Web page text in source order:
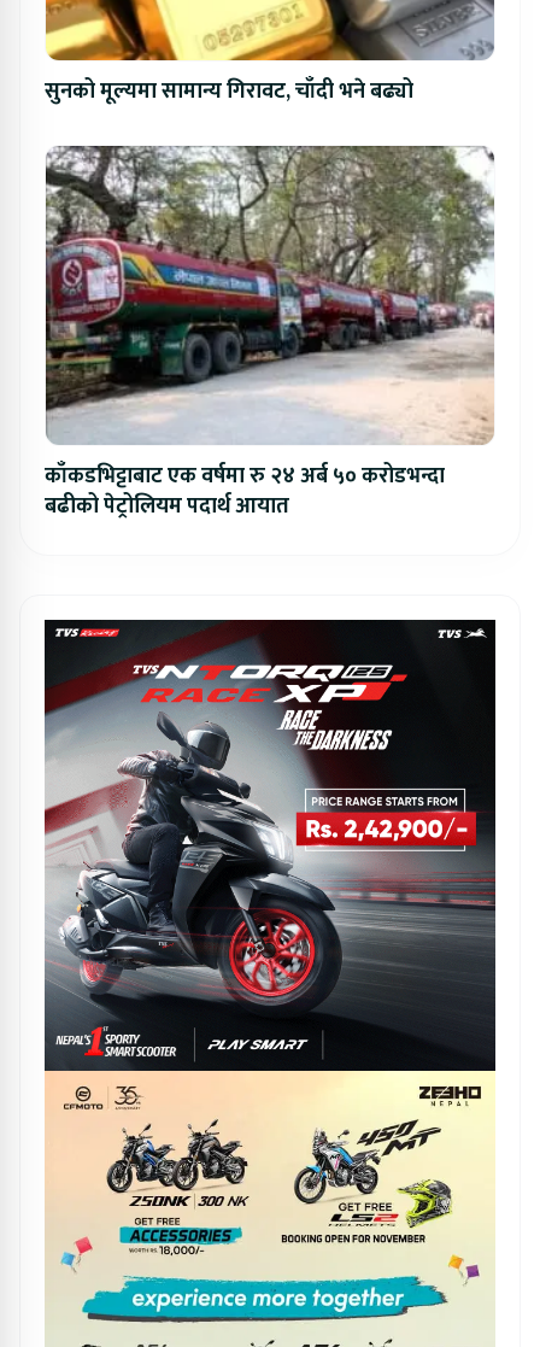
सुनको मूल्यमा सामान्य गिरावट, चाँदी भने बढ्यो
काँकडभिट्टाबाट एक वर्षमा रु २४ अर्ब ५० करोडभन्दा
बढीको पेट्रोलियम पदार्थ आयात